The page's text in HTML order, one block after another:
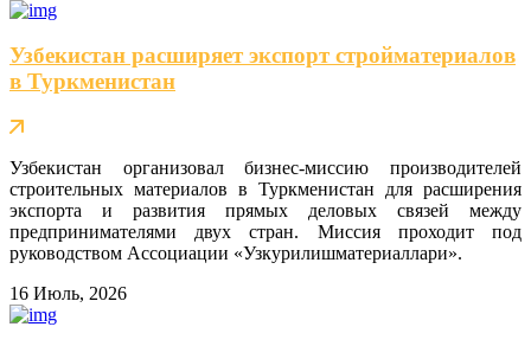
Узбекистан расширяет экспорт стройматериалов
в Туркменистан
Узбекистан организовал бизнес-миссию производителей
строительных материалов в Туркменистан для расширения
экспорта и развития прямых деловых связей между
предпринимателями двух стран. Миссия проходит под
руководством Ассоциации «Узкурилишматериаллари».
16 Июль, 2026